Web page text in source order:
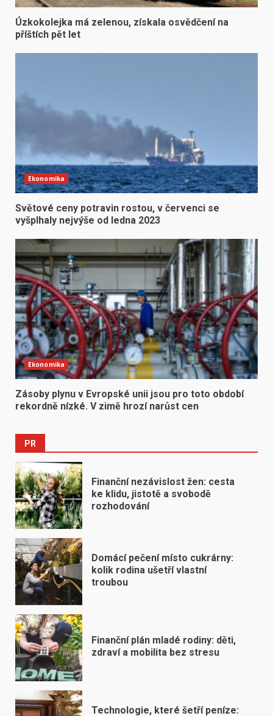
Úzkokolejka má zelenou, získala osvědčení na
příštích pět let
Ekonomika
Světové ceny potravin rostou, v červenci se
vyšplhaly nejvýše od ledna 2023
Ekonomika
Zásoby plynu v Evropské unii jsou pro toto období
rekordně nízké. V zimě hrozí narůst cen
PR
Finanční nezávislost žen: cesta
ke klidu, jistotě a svobodě
rozhodování
Domácí pečení místo cukrárny:
kolik rodina ušetří vlastní
troubou
Finanční plán mladé rodiny: děti,
zdraví a mobilita bez stresu
Technologie, které šetří peníze: